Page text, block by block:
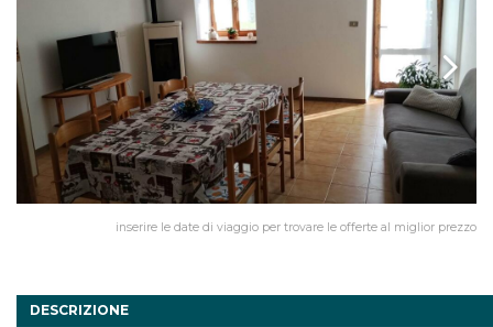
inserire le date di viaggio per trovare le offerte al miglior prezzo
DESCRIZIONE